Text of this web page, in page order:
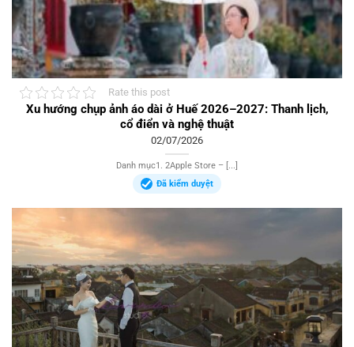
Rate this post
Xu hướng chụp ảnh áo dài ở Huế 2026–2027: Thanh lịch,
cổ điển và nghệ thuật
02/07/2026
Danh mục1. 2Apple Store – [...]
Đã kiểm duyệt